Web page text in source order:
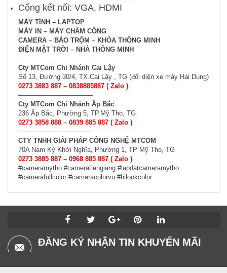
Cổng kết nối: VGA, HDMI
MÁY TÍNH – LAPTOP
MÁY IN – MÁY CHẤM CÔNG
CAMERA – BÁO TRỘM – KHÓA THÔNG MINH
ĐIỆN MẶT TRỜI – NHÀ THÔNG MINH
———————————-
Cty MTCom Chi Nhánh Cai Lậy
Số 13, Đường 30/4, TX.Cai Lậy , TG (đối diện xe máy Hai Dung)
0273 3883 887 – 0838885887 ( Zalo )
———————————-
Cty MTCom Chi Nhánh Ấp Bắc
236 Ấp Bắc, Phường 5, TP.Mỹ Tho, TG
0273 3858 888 – 0839 885 887 ( Zalo )
———————————-
CTY TNHH GIẢI PHÁP CÔNG NGHỆ MTCOM
70A Nam Kỳ Khởi Nghĩa, Phường 1, TP Mỹ Tho, TG
0273 3885 887 – 0968 885 887 ( Zalo )
#cameramytho #cameratiengiang #lapdatcameramytho
#camerafullcolor #cameracolorvu #hilookcolor
ĐĂNG KÝ NHẬN TIN KHUYẾN MÃI